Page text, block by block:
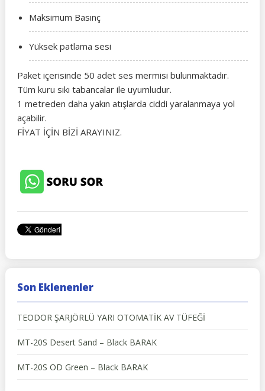
Maksimum Basınç
Yüksek patlama sesi
Paket içerisinde 50 adet ses mermisi bulunmaktadır.
Tüm kuru sıkı tabancalar ile uyumludur.
1 metreden daha yakın atışlarda ciddi yaralanmaya yol
açabilir.
FİYAT İÇİN BİZİ ARAYINIZ.
Son Eklenenler
TEODOR ŞARJÖRLÜ YARI OTOMATİK AV TÜFEĞİ
MT-20S Desert Sand – Black BARAK
MT-20S OD Green – Black BARAK